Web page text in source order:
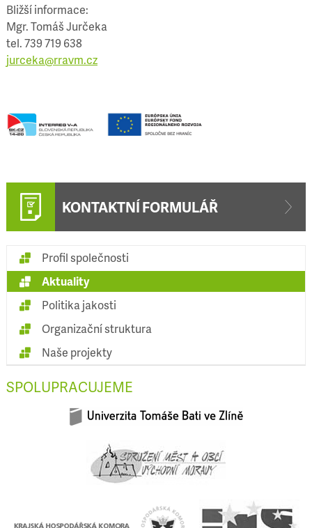
Bližší informace:
Mgr. Tomáš Jurčeka
tel. 739 719 638
jurceka@rravm.cz
KONTAKTNÍ FORMULÁŘ
Profil společnosti
Aktuality
Politika jakosti
Organizační struktura
Naše projekty
SPOLUPRACUJEME